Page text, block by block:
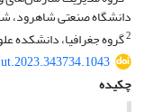
دانشگاه صنعتی شاهرود،
2گروه جغرافیا، دانشکده
چکیده